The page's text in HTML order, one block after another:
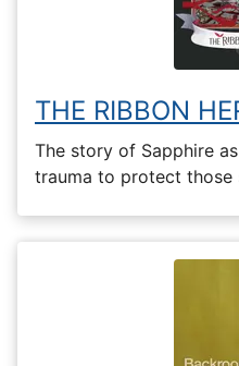
THE RIBBON
The story of Sapphire
trauma to protect those